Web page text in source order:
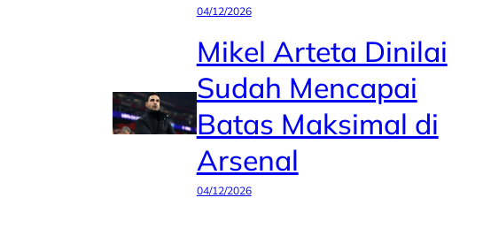
04/12/2026
Mikel Arteta Dinilai
Sudah Mencapai
Batas Maksimal di
Arsenal
04/12/2026